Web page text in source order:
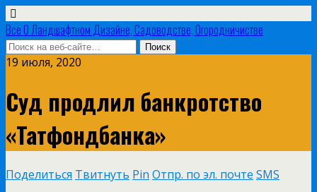
Все О Ландшафтном Дизайне, Садоводстве, Огородничистве
19 июля, 2020
Суд продлил банкротство
«Татфондбанка»
Поделиться Твитнуть Pin Отпр. по эл. почте SMS